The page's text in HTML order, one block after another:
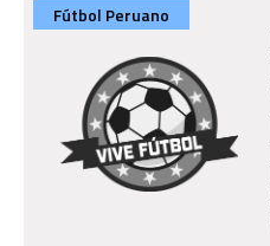
Fútbol Peruano